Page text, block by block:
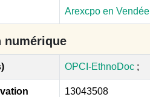
Arexcpo en Vendée
numérique
OPCI-EthnoDoc ;
13043508